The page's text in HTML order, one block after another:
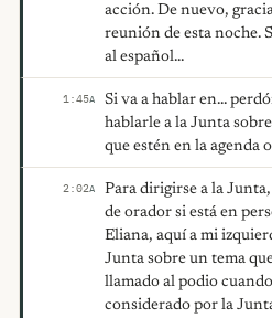
acción. De nuevo,
reunión de esta noche.
al español...
1:45A
Si va a hablar en...
hablarle a la Junta
que estén en la agenda
2:02A
Para dirigirse a la
de orador si está en
Eliana, aquí a mi
Junta sobre un tema
llamado al podio
considerado por la